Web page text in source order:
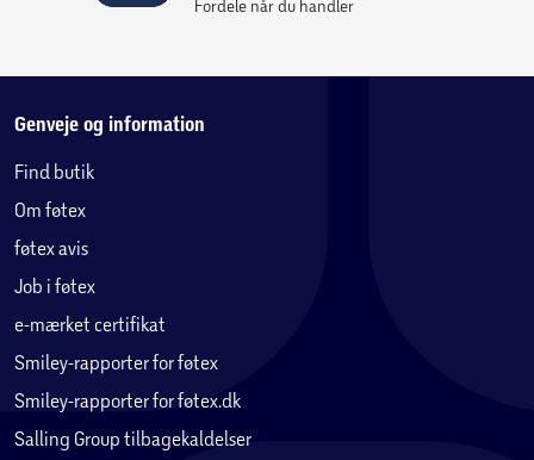
Behageligt og sikkert greb Det nittede stay-cool
Håndtaget forbliver køligt under madlavningen på
komfuret.
pande-serie er egnet til alle typer komfurer, inklusiv gas,
elektrisk, keramisk og induktion. Dette gør den til en
alsidig tilføjelse til dit køkken, der kan bruges uanset
hvilken type komfur du har.
Plejeinstruktioner for langvarig brug For at din pande skal
Fordele når du handler
Genveje og information
Find butik
Om føtex
føtex avis
Job i føtex
e-mærket certifikat
Smiley-rapporter for føtex
Smiley-rapporter for føtex.dk
Salling Group tilbagekaldelser